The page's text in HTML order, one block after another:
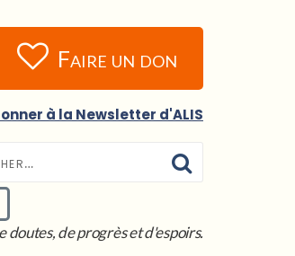
Faire un don
à la Newsletter d'ALIS
doutes, de progrès et d'espoirs.